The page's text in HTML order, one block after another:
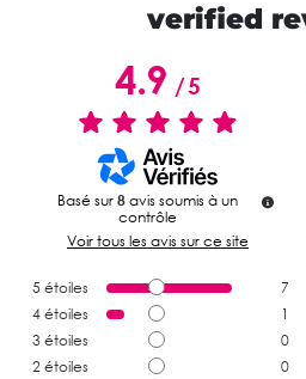
verified
4.9/5
Basé sur 8 avis soumis à un
contrôle
Voir tous les avis sur ce site
5 étoiles
7
4 étoiles
1
3 étoiles
0
2 étoiles
0